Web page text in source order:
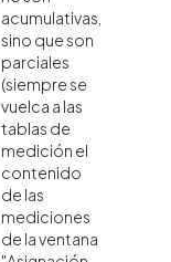
acumulativas,
sino que son
parciales
(siempre se
vuelca a las
tablas de
medición el
contenido
de las
mediciones
de la ventana